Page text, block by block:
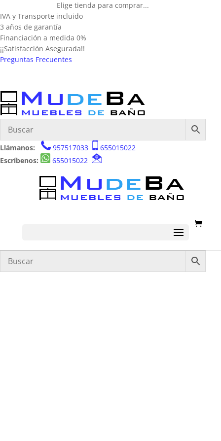
Elige tienda para comprar...
IVA y Transporte incluido
3 años de garantía
Financiación a medida 0%
¡¡Satisfacción Asegurada!!
Preguntas Frecuentes
Llámanos: 957517033
655015022
Escríbenos:
655015022